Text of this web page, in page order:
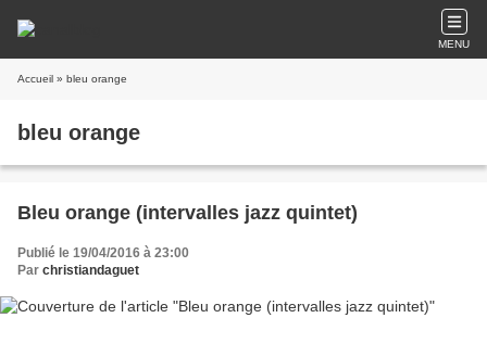
MENU
Accueil » bleu orange
bleu orange
Bleu orange (intervalles jazz quintet)
Publié le 19/04/2016 à 23:00
Par christiandaguet